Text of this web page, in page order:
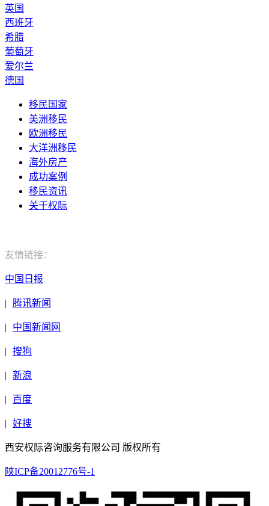
英国
西班牙
希腊
葡萄牙
爱尔兰
德国
移民国家
美洲移民
欧洲移民
大洋洲移民
海外房产
成功案例
移民资讯
关于权际
友情链接：
中国日报
| 腾讯新闻
| 中国新闻网
| 搜狗
| 新浪
| 百度
| 好搜
西安权际咨询服务有限公司 版权所有
陕ICP备20012776号-1